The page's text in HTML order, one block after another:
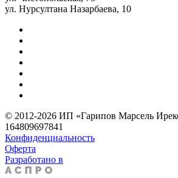
ул. Нурсултана Назарбаева, 10
© 2012-2026 ИП «Гарипов Марсель
164809697841
Конфиденциальность
Оферта
Разработано в